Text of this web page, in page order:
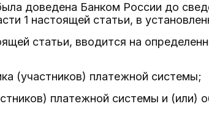
доведена Банком России до
1 настоящей статьи, в
статьи, вводится на
(участников) платежной системы;
платежной системы и (или)